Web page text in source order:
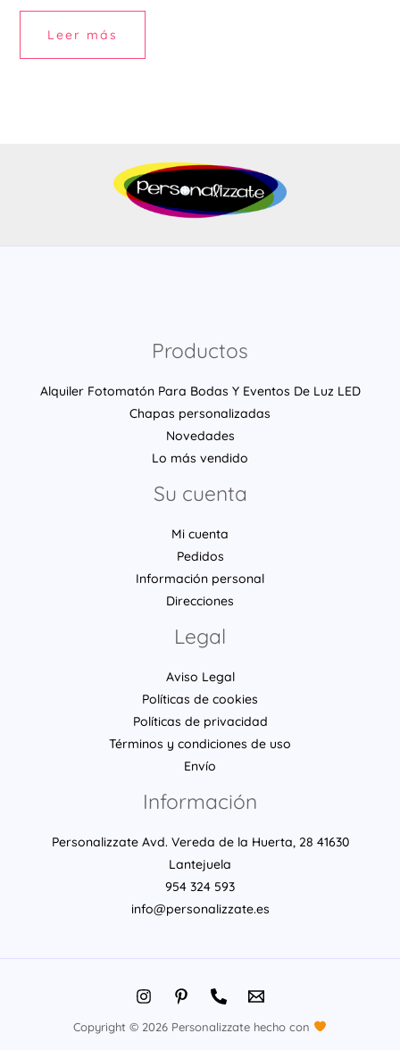
Leer más
Productos
Alquiler Fotomatón Para Bodas Y Eventos De Luz LED
Chapas personalizadas
Novedades
Lo más vendido
Su cuenta
Mi cuenta
Pedidos
Información personal
Direcciones
Legal
Aviso Legal
Políticas de cookies
Políticas de privacidad
Términos y condiciones de uso
Envío
Información
Personalizzate Avd. Vereda de la Huerta, 28 41630
Lantejuela
954 324 593
info@personalizzate.es
Copyright © 2026 Personalizzate hecho con